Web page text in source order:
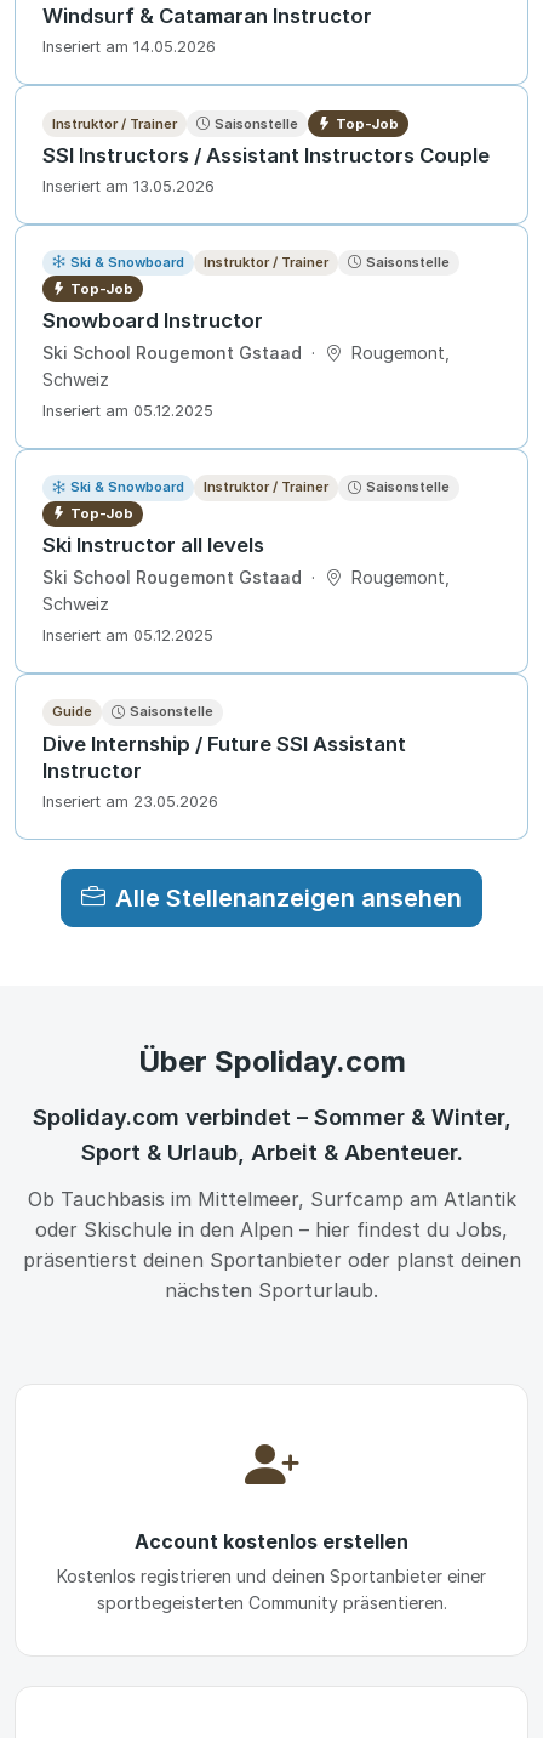
Windsurf & Catamaran Instructor
Inseriert am 14.05.2026
Instruktor / Trainer Saisonstelle Top-Job
SSI Instructors / Assistant Instructors Couple
Inseriert am 13.05.2026
Ski & Snowboard Instruktor / Trainer
Saisonstelle
Top-Job
Snowboard Instructor
Ski School Rougemont Gstaad ·
Rougemont,
Schweiz
Inseriert am 05.12.2025
Ski & Snowboard Instruktor / Trainer
Saisonstelle
Top-Job
Ski Instructor all levels
Ski School Rougemont Gstaad ·
Rougemont,
Schweiz
Inseriert am 05.12.2025
Guide Saisonstelle
Dive Internship / Future SSI Assistant
Instructor
Inseriert am 23.05.2026
Alle Stellenanzeigen ansehen
Über Spoliday.com
Spoliday.com verbindet – Sommer & Winter,
Sport & Urlaub, Arbeit & Abenteuer.
Ob Tauchbasis im Mittelmeer, Surfcamp am Atlantik
oder Skischule in den Alpen – hier findest du Jobs,
präsentierst deinen Sportanbieter oder planst deinen
nächsten Sporturlaub.
Account kostenlos erstellen
Kostenlos registrieren und deinen Sportanbieter einer
sportbegeisterten Community präsentieren.